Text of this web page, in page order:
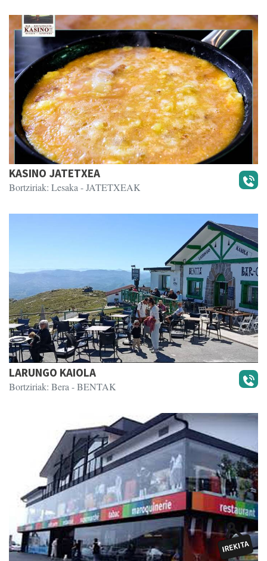
KASINO JATETXEA
Bortziriak: Lesaka- JATETXEAK
LARUNGO KAIOLA
Bortziriak: Bera - BENTAK